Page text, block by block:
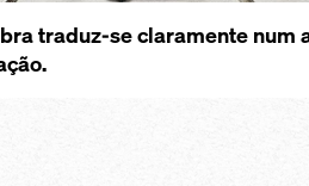
traduz-se claramente num